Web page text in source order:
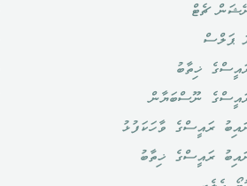
ޗެޓް
ޕަލްސް
ޚިތާބު
ނޫސްބަޔާން
ރައީސްގެ ވާހަކަފުޅު
ރައީސްގެ ޚިތާބު